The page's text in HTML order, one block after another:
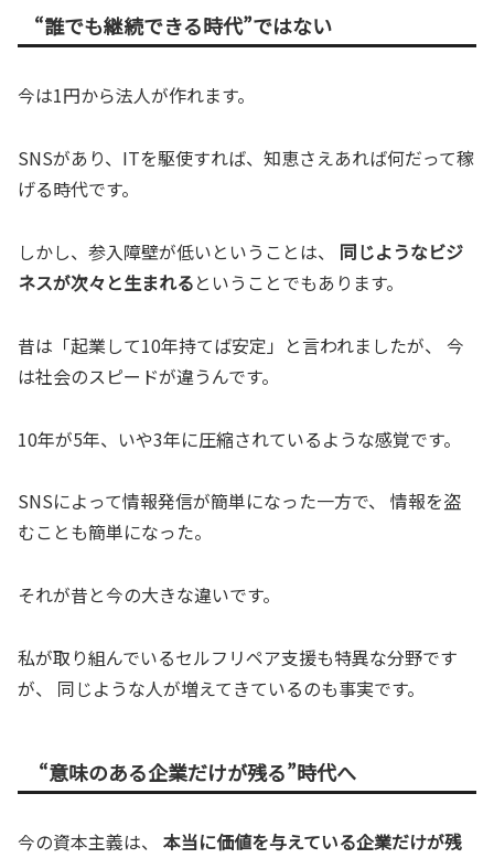
“誰でも継続できる時代”ではない
今は1円から法人が作れます。
SNSがあり、ITを駆使すれば、知恵さえあれば何だって稼
げる時代です。
しかし、参入障壁が低いということは、 同じようなビジ
ネスが次々と生まれるということでもあります。
昔は「起業して10年持てば安定」と言われましたが、 今
は社会のスピードが違うんです。
10年が5年、いや3年に圧縮されているような感覚です。
SNSによって情報発信が簡単になった一方で、 情報を盗
むことも簡単になった。
それが昔と今の大きな違いです。
私が取り組んでいるセルフリペア支援も特異な分野です
が、 同じような人が増えてきているのも事実です。
“意味のある企業だけが残る”時代へ
今の資本主義は、 本当に価値を与えている企業だけが残